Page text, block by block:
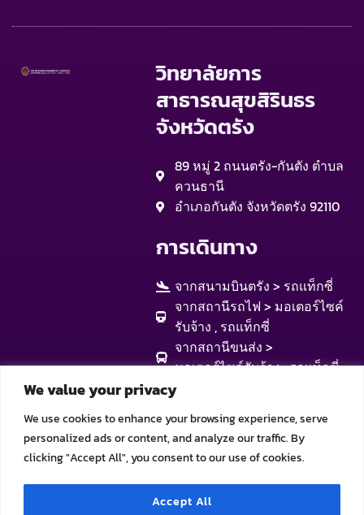
We value your privacy
We use cookies to enhance your browsing experience, serve
personalized ads or content, and analyze our traffic. By
clicking "Accept All", you consent to our use of cookies.
Accept All
วิทยาลัยการ
สาธารณสุขสิรินธร
จังหวัดตรัง
89 หมู่ 2 ถนนตรัง-กันตัง ตำบล
ควนธานี
อำเภอกันตัง จังหวัดตรัง 92110
การเดินทาง
จากสนามบินตรัง > รถแท็กซี่
จากสถานีรถไฟ > มอเตอร์ไซค์
รับจ้าง , รถแท็กซี่
จากสถานีขนส่ง >
มอเตอร์ไซค์รับจ้าง , รถแท็กซี่